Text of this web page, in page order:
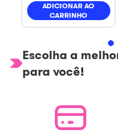
ADICIONAR AO
CARRINHO
Escolha a
para você!